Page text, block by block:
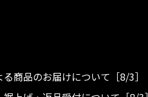
商品のお届けについて［8/3］